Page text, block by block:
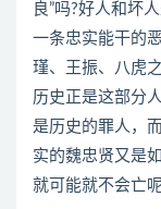
良”吗?好人和坏
一条忠实能干的
瑾、王振、八虎
历史正是这部分
是历史的罪人，
实的魏忠贤又是
就可能就不会亡